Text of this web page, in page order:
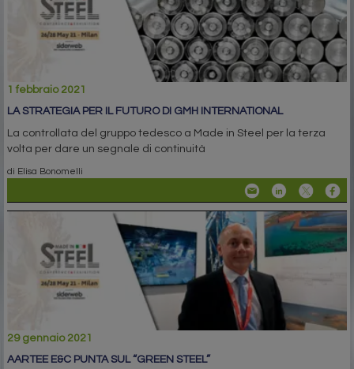
1 febbraio 2021
LA STRATEGIA PER IL FUTURO DI GMH INTERNATIONAL
La controllata del gruppo tedesco a Made in Steel per la terza
volta per dare un segnale di continuità
di Elisa Bonomelli
29 gennaio 2021
AARTEE E&C PUNTA SUL “GREEN STEEL”